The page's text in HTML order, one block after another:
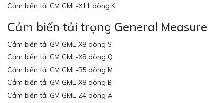
Cảm biến tải GM GML-X11 dòng K
Cảm biến tải trọng General Measure
Cảm biến tải GM GML-X8 dòng S
Cảm biến tải GM GML-X8 dòng Q
Cảm biến tải GM GML-B5 dòng M
Cảm biến tải GM GML-X8 dòng B
Cảm biến tải GM GML-Z4 dòng A